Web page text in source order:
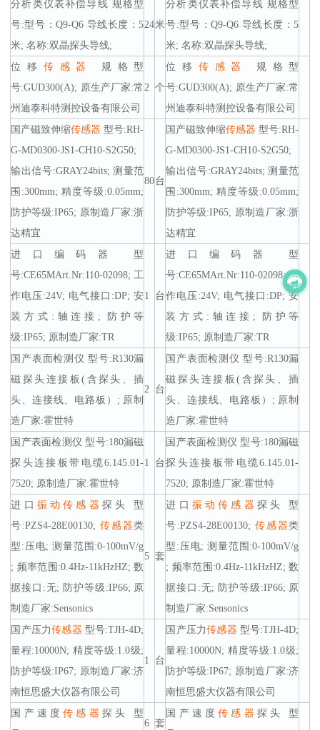
分析类仪表补偿导线 规格型
号:型号：Q9-Q6 导线长度：5
米; 名称:双晶探头导线;
24米
分析类仪表补偿导线 规格型
号:型号：Q9-Q6 导线长度：5
米; 名称:双晶探头导线;
位移 传感器
规格型
号:GUD300(A); 原生产厂家:常
州迪泰科特测控设备有限公司
2 个
位移 传感器
规格型
号:GUD300(A); 原生产厂家:常
州迪泰科特测控设备有限公司
国产磁致伸缩传感器 型号:RH-
G-MD0300-JS1-CH10-S2G50;
输出信号:GRAY24bits; 测量范
围:300mm; 精度等级:0.05mm;
防护等级:IP65; 原制造厂家:浙
达精宜
80台
国产磁致伸缩传感器 型号:RH-
G-MD0300-JS1-CH10-S2G50;
输出信号:GRAY24bits; 测量范
围:300mm; 精度等级:0.05mm;
防护等级:IP65; 原制造厂家:浙
达精宜
进口编码器 型
号:CE65MArt.Nr:110-02098; 工
作电压:24V; 电气接口:DP; 安
装方式:轴连接; 防护等
级:IP65; 原制造厂家:TR
1 台
进口编码器 型
号:CE65MArt.Nr:110-02098; 工
作电压:24V; 电气接口:DP; 安
装方式:轴连接; 防护等
级:IP65; 原制造厂家:TR
国产表面检测仪 型号:R130漏
磁探头连接板(含探头、插
头、连接线、电路板）; 原制
造厂家:霍世特
2 台
国产表面检测仪 型号:R130漏
磁探头连接板(含探头、插
头、连接线、电路板）; 原制
造厂家:霍世特
国产表面检测仪 型号:180漏磁
探头连接板带电缆6.145.01-
7520; 原制造厂家:霍世特
1 台
国产表面检测仪 型号:180漏磁
探头连接板带电缆6.145.01-
7520; 原制造厂家:霍世特
进口 振动传感器 探头 型
号:PZS4-28E00130; 传感器类
型:压电; 测量范围:0-100mV/g
; 频率范围:0.4Hz-11kHzHZ; 数
据接口:无; 防护等级:IP66; 原
制造厂家:Sensonics
5 套
进口 振动传感器 探头 型
号:PZS4-28E00130; 传感器类
型:压电; 测量范围:0-100mV/g
; 频率范围:0.4Hz-11kHzHZ; 数
据接口:无; 防护等级:IP66; 原
制造厂家:Sensonics
国产压力传感器 型号:TJH-4D;
量程:10000N; 精度等级:1.0级;
防护等级:IP67; 原制造厂家:济
南恒思盛大仪器有限公司
1 台
国产压力传感器 型号:TJH-4D;
量程:10000N; 精度等级:1.0级;
防护等级:IP67; 原制造厂家:济
南恒思盛大仪器有限公司
国产速度传感器 探头 型
6 套
国产速度传感器 探头 型